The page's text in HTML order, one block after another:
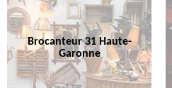
Brocanteur 31 Haute-
Garonne